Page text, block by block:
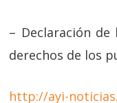
– Declaración de
derechos de los
http://ayi-